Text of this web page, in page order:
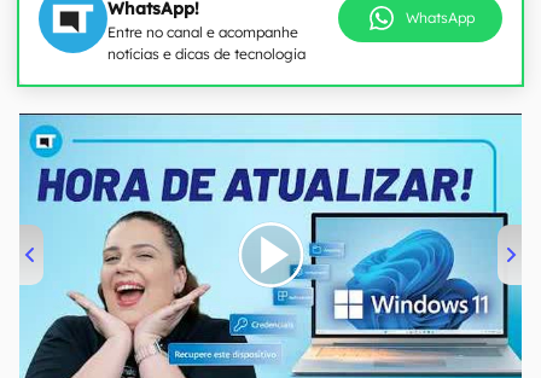
WhatsApp!
Entre no canal e acompanhe
notícias e dicas de tecnologia
WhatsApp